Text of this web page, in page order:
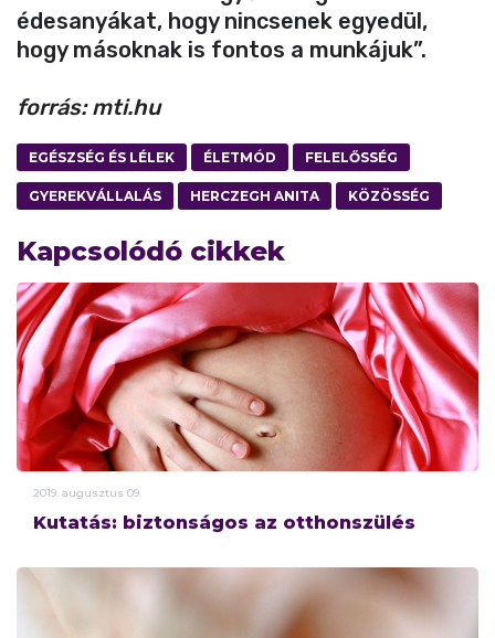
édesanyákat, hogy nincsenek egyedül,
hogy másoknak is fontos a munkájuk”.
forrás: mti.hu
EGÉSZSÉG ÉS LÉLEK ÉLETMÓD FELELŐSSÉG
GYEREKVÁLLALÁS HERCZEGH ANITA KÖZÖSSÉG
Kapcsolódó cikkek
2019. augusztus 09.
Kutatás: biztonságos az otthonszülés